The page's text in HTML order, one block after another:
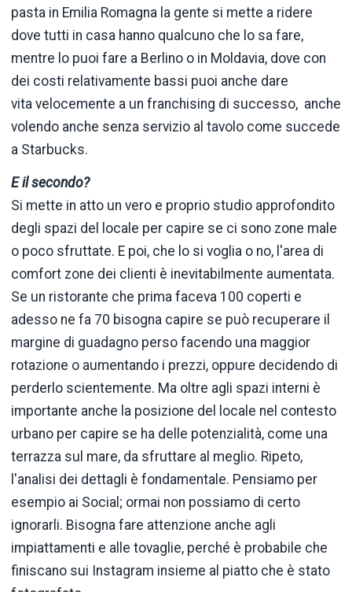
pasta in Emilia Romagna la gente si mette a ridere
dove tutti in casa hanno qualcuno che lo sa fare,
mentre lo puoi fare a Berlino o in Moldavia, dove con
dei costi relativamente bassi puoi anche dare
vita velocemente a un franchising di successo, anche
volendo anche senza servizio al tavolo come succede
a Starbucks.
E il secondo?
Si mette in atto un vero e proprio studio approfondito
degli spazi del locale per capire se ci sono zone male
o poco sfruttate. E poi, che lo si voglia o no, l'area di
comfort zone dei clienti è inevitabilmente aumentata.
Se un ristorante che prima faceva 100 coperti e
adesso ne fa 70 bisogna capire se può recuperare il
margine di guadagno perso facendo una maggior
rotazione o aumentando i prezzi, oppure decidendo di
perderlo scientemente. Ma oltre agli spazi interni è
importante anche la posizione del locale nel contesto
urbano per capire se ha delle potenzialità, come una
terrazza sul mare, da sfruttare al meglio. Ripeto,
l'analisi dei dettagli è fondamentale. Pensiamo per
esempio ai Social; ormai non possiamo di certo
ignorarli. Bisogna fare attenzione anche agli
impiattamenti e alle tovaglie, perché è probabile che
finiscano sui Instagram insieme al piatto che è stato